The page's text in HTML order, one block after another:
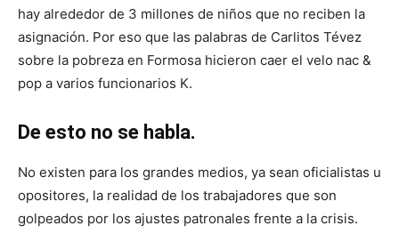
hay alrededor de 3 millones de niños que no reciben la
asignación. Por eso que las palabras de Carlitos Tévez
sobre la pobreza en Formosa hicieron caer el velo nac &
pop a varios funcionarios K.
De esto no se habla.
No existen para los grandes medios, ya sean oficialistas u
opositores, la realidad de los trabajadores que son
golpeados por los ajustes patronales frente a la crisis.